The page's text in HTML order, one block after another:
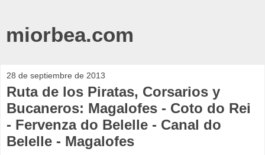
miorbea.com
28 de septiembre de 2013
Ruta de los Piratas, Corsarios y
Bucaneros: Magalofes - Coto do Rei
- Fervenza do Belelle - Canal do
Belelle - Magalofes